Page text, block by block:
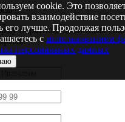
обратной связи и мы
cookie. Это
взаимодействие
его лучше. Продолжая
с использованием
персональных данных